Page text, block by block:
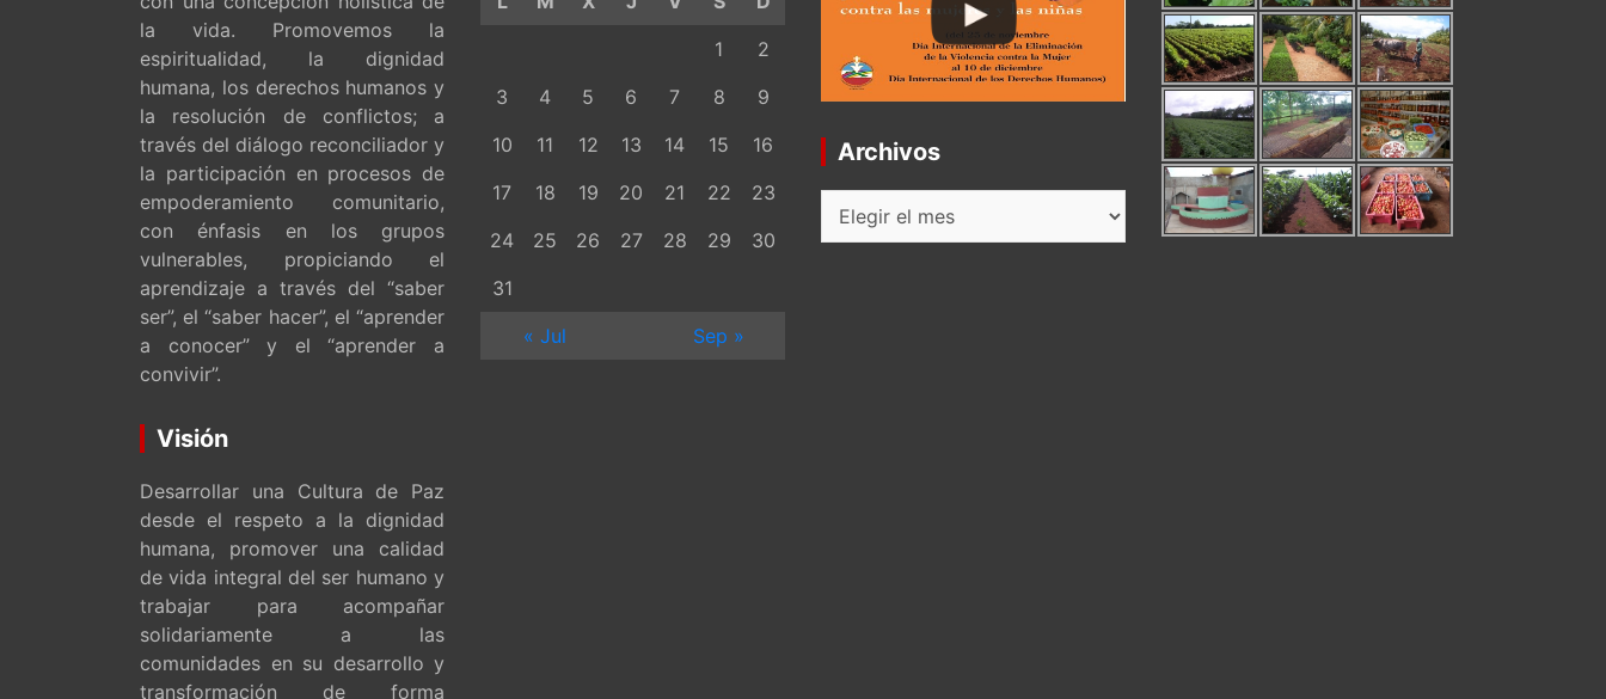
la vida. Promovemos la
espiritualidad, la dignidad
humana, los derechos humanos y
la resolución de conflictos; a
través del diálogo reconciliador y
la participación en procesos de
empoderamiento comunitario,
con énfasis en los grupos
vulnerables, propiciando el
aprendizaje a través del “saber
ser”, el “saber hacer”, el “aprender
a conocer” y el “aprender a
convivir”.
Visión
Desarrollar una Cultura de Paz
desde el respeto a la dignidad
humana, promover una calidad
de vida integral del ser humano y
trabajar para acompañar
solidariamente a las
comunidades en su desarrollo y
transformación de forma
1
2
3
4 5 6 7 8
9
10
11 12 13 14 15
16
17
18 19 20 21 22
23
24
25 26 27 28 29
30
31
« Jul
Sep »
Archivos